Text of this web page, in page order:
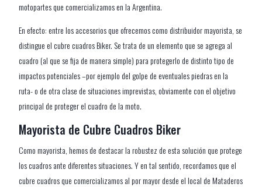
motopartes que comercializamos en la Argentina.
En efecto: entre los accesorios que ofrecemos como distribuidor mayorista, se
distingue el cubre cuadros Biker. Se trata de un elemento que se agrega al
cuadro (al que se fija de manera simple) para protegerlo de distinto tipo de
impactos potenciales –por ejemplo del golpe de eventuales piedras en la
ruta- o de otra clase de situaciones imprevistas, obviamente con el objetivo
principal de proteger el cuadro de la moto.
Mayorista de Cubre Cuadros Biker
Como mayorista, hemos de destacar la robustez de esta solución que protege
los cuadros ante diferentes situaciones. Y en tal sentido, recordamos que el
cubre cuadros que comercializamos al por mayor desde el local de Mataderos